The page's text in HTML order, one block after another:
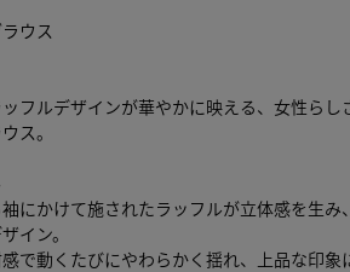
ウス
フルデザインが華やかに映える、女性らし
ス。
にかけて施されたラッフルが立体感を生み
イン。
で動くたびにやわらかく揺れ、上品な印象